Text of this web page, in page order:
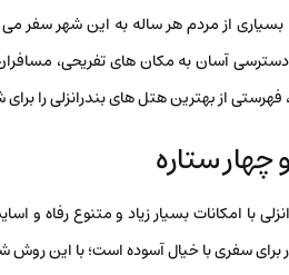
از مردم هر ساله به این شهر سفر می‌
آسان به مکان های تفریحی،
از بهترین هتل های بندرانزلی را برای
ستاره
ستاره بندر انزلی با امکانات بسیار زیاد و متنوع
برای سفری با خیال آسوده است؛ با این